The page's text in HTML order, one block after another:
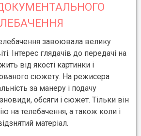
завоювала велику
Інтерес глядачів до передачі на
від якості картинки і
сюжету. На режисера
за манеру і подачу
обсяги і сюжет. Тільки він
на телебачення, а також коли і
матеріал.